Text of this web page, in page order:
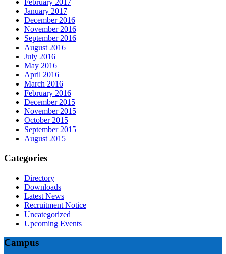
February 2017
January 2017
December 2016
November 2016
September 2016
August 2016
July 2016
May 2016
April 2016
March 2016
February 2016
December 2015
November 2015
October 2015
September 2015
August 2015
Categories
Directory
Downloads
Latest News
Recruitment Notice
Uncategorized
Upcoming Events
Campus